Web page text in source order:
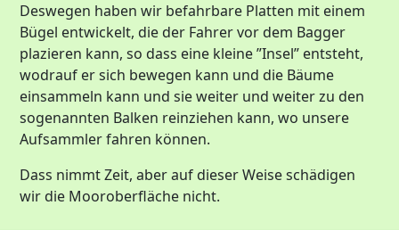
Deswegen haben wir befahrbare Platten mit einem
Bügel entwickelt, die der Fahrer vor dem Bagger
plazieren kann, so dass eine kleine ”Insel” entsteht,
wodrauf er sich bewegen kann und die Bäume
einsammeln kann und sie weiter und weiter zu den
sogenannten Balken reinziehen kann, wo unsere
Aufsammler fahren können.
Dass nimmt Zeit, aber auf dieser Weise schädigen
wir die Mooroberfläche nicht.